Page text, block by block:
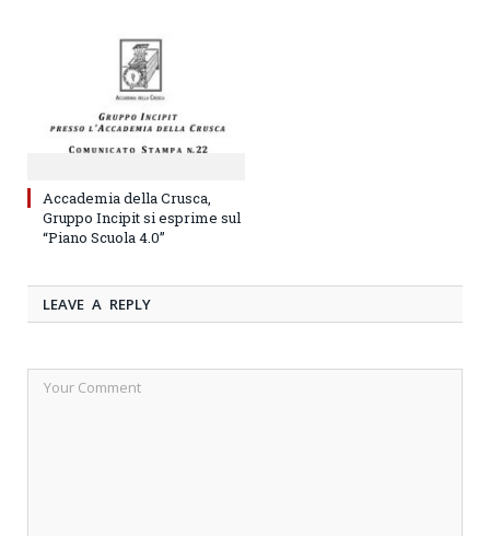
Accademia della Crusca,
Gruppo Incipit si esprime sul
“Piano Scuola 4.0”
LEAVE A REPLY